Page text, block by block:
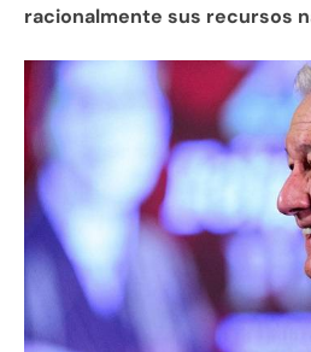
racionalmente sus recursos